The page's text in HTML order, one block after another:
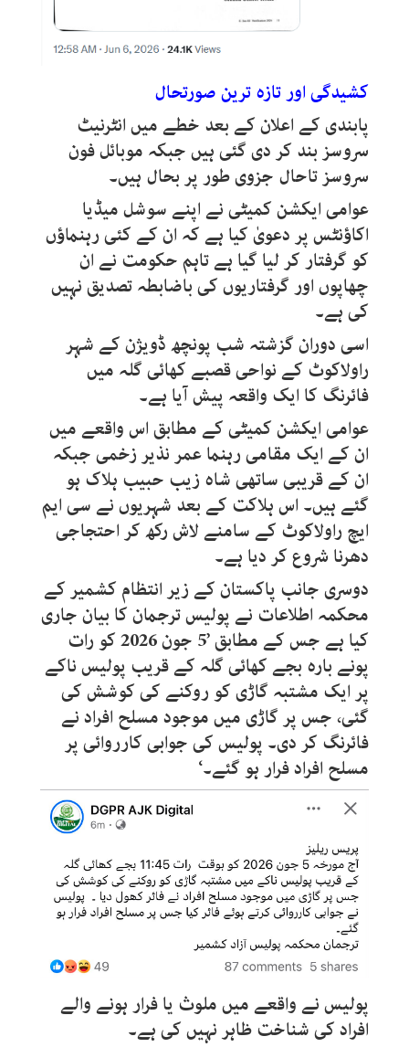
کشیدگی اور تازہ ترین صورتحال
پابندی کے اعلان کے بعد خطے میں انٹرنیٹ
سروسز بند کر دی گئی ہیں جبکہ موبائل فون
سروسز تاحال جزوی طور پر بحال ہیں۔
عوامی ایکشن کمیٹی نے اپنے سوشل میڈیا
اکاؤنٹس پر دعویٰ کیا ہے کہ ان کے کئی رہنماؤں
کو گرفتار کر لیا گیا ہے تاہم حکومت نے ان
چھاپوں اور گرفتاریوں کی باضابطہ تصدیق نہیں
کی ہے۔
اسی دوران گزشتہ شب پونچھ ڈویژن کے شہر
راولاکوٹ کے نواحی قصبے کھائی گلہ میں
فائرنگ کا ایک واقعہ پیش آیا ہے۔
عوامی ایکشن کمیٹی کے مطابق اس واقعے میں
ان کے ایک مقامی رہنما عمر نذیر زخمی جبکہ
ان کے قریبی ساتھی شاہ زیب حبیب ہلاک ہو
گئے ہیں۔ اس ہلاکت کے بعد شہریوں نے سی ایم
ایچ راولاکوٹ کے سامنے لاش رکھ کر احتجاجی
دھرنا شروع کر دیا ہے۔
دوسری جانب پاکستان کے زیر انتظام کشمیر کے
محکمہ اطلاعات نے پولیس ترجمان کا بیان جاری
کیا ہے جس کے مطابق ’5 جون 2026 کو رات
پونے بارہ بجے کھائی گلہ کے قریب پولیس ناکے
پر ایک مشتبہ گاڑی کو روکنے کی کوشش کی
گئی، جس پر گاڑی میں موجود مسلح افراد نے
فائرنگ کر دی۔ پولیس کی جوابی کارروائی پر
مسلح افراد فرار ہو گئے۔‘
پولیس نے واقعے میں ملوث یا فرار ہونے والے
افراد کی شناخت ظاہر نہیں کی ہے۔